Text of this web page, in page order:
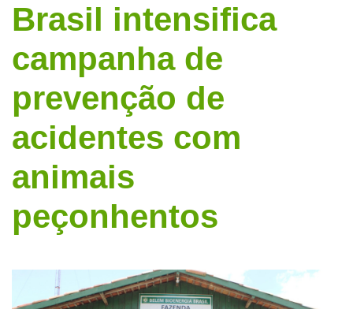
Brasil intensifica
campanha de
prevenção de
acidentes com
animais
peçonhentos